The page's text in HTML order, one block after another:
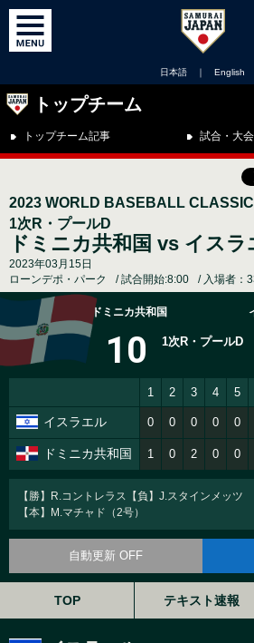
日本語 ｜ English
トップチーム
トップチーム記事 試合・大会
2023 WORLD BASEBALL
1次R・プールD
ドミニカ共和国 vs イスラ
2023年03月15日
ローンデポ・パーク
試合開始:8:00 入場者：
ドミニカ共和国
10 1次R・プールD
1 2 3 4 5
イスラエル 0 0 0 0 0
ドミニカ共和国 1 0 2 0 0
【勝】R.コントレラス【負】J.スタインメッツ
【本】M.マチャド（2号）
自動更新 OFF
TOP テキスト速報